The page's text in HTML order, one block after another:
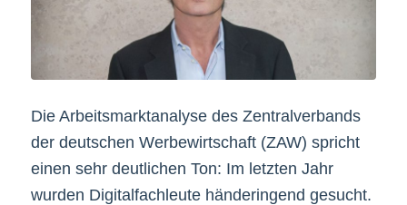
Die Arbeitsmarktanalyse des Zentralverbands
der deutschen Werbewirtschaft (ZAW) spricht
einen sehr deutlichen Ton: Im letzten Jahr
wurden Digitalfachleute händeringend gesucht.